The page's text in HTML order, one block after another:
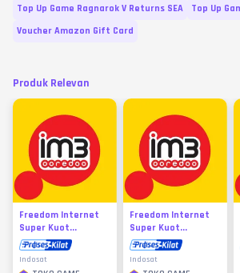
Top Up Game Ragnarok V Returns SEA
Top Up
Voucher Amazon Gift Card
Produk Relevan
Freedom Internet
Super Kuot...
Indosat
Freedom Internet
Super Kuot...
Indosat